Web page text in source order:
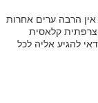
הרבה ערים אחרות
צרפתית קלאסית
להגיע אליה לכל